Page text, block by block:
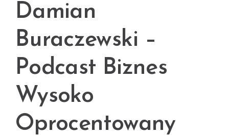
Damian
Buraczewski –
Podcast Biznes
Wysoko
Oprocentowany